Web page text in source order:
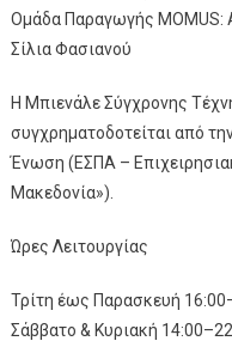
Ομάδα Παραγωγής MOMUS:
Σίλια Φασιανού
Η Μπιενάλε Σύγχρονης
συγχρηματοδοτείται από
Ένωση (ΕΣΠΑ –
Μακεδονία»).
Ώρες Λειτουργίας
Τρίτη έως Παρασκευή
Σάββατο & Κυριακή